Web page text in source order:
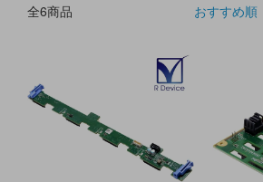
全6商品 おすすめ順